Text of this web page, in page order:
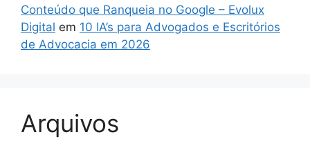
Conteúdo que Ranqueia no Google – Evolux
Digital em 10 IA’s para Advogados e Escritórios
de Advocacia em 2026
Arquivos